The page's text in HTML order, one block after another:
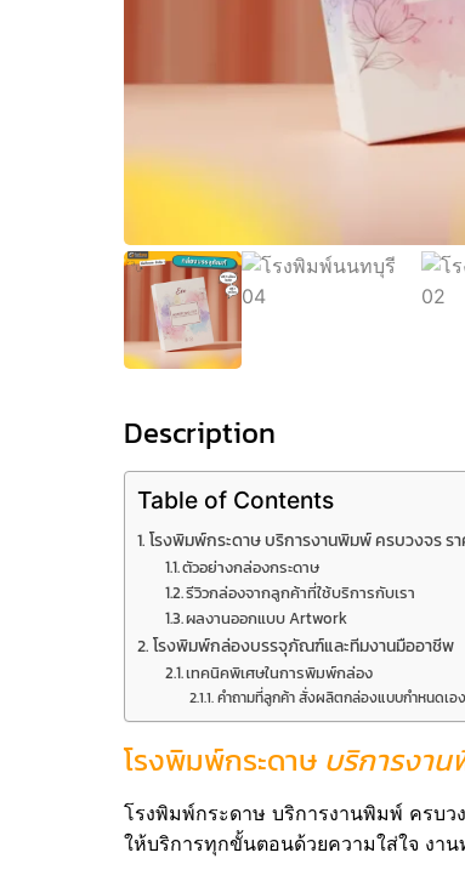
Description
Table of Contents
โรงพิมพ์กระดาษ บริการงานพิมพ์ ครบวงจร ร
ตัวอย่างกล่องกระดาษ
รีวิวกล่องจากลูกค้าที่ใช้บริการกับเรา
ผลงานออกแบบ Artwork
โรงพิมพ์กล่องบรรจุภัณฑ์และทีมงานมืออาชีพ
เทคนิคพิเศษในการพิมพ์กล่อง
คำถามที่ลูกค้า สั่งผลิตกล่องแบบกำหนดเอ
โรงพิมพ์กระดาษ บริการงา
โรงพิมพ์กระดาษ บริการงานพิมพ์ ครบว
ให้บริการทุกขั้นตอนด้วยความใส่ใจ ง